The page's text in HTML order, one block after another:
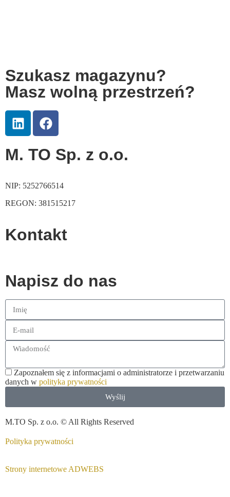
Szukasz magazynu?
Masz wolną przestrzeń?
M. TO Sp. z o.o.
NIP: 5252766514
REGON: 381515217
Kontakt
Napisz do nas
Zapoznałem się z informacjami o administratorze i przetwarzaniu
danych w polityka prywatności
Wyślij
M.TO Sp. z o.o. © All Rights Reserved
Polityka prywatności
Strony internetowe ADWEBS